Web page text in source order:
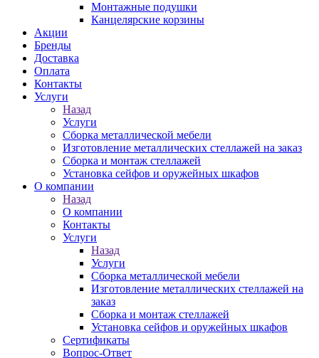
Монтажные подушки
Канцелярские корзины
Акции
Бренды
Доставка
Оплата
Контакты
Услуги
Назад
Услуги
Сборка металлической мебели
Изготовление металлических стеллажей на заказ
Сборка и монтаж стеллажей
Установка сейфов и оружейных шкафов
О компании
Назад
О компании
Контакты
Услуги
Назад
Услуги
Сборка металлической мебели
Изготовление металлических стеллажей на
заказ
Сборка и монтаж стеллажей
Установка сейфов и оружейных шкафов
Сертификаты
Вопрос-Ответ